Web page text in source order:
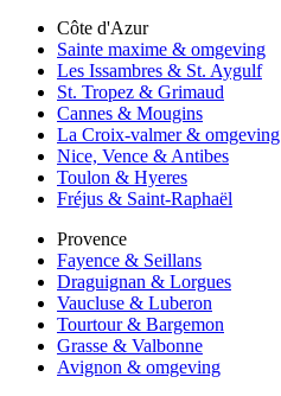
Côte d'Azur
Sainte maxime & omgeving
Les Issambres & St. Aygulf
St. Tropez & Grimaud
Cannes & Mougins
La Croix-valmer & omgeving
Nice, Vence & Antibes
Toulon & Hyeres
Fréjus & Saint-Raphaël
Provence
Fayence & Seillans
Draguignan & Lorgues
Vaucluse & Luberon
Tourtour & Bargemon
Grasse & Valbonne
Avignon & omgeving